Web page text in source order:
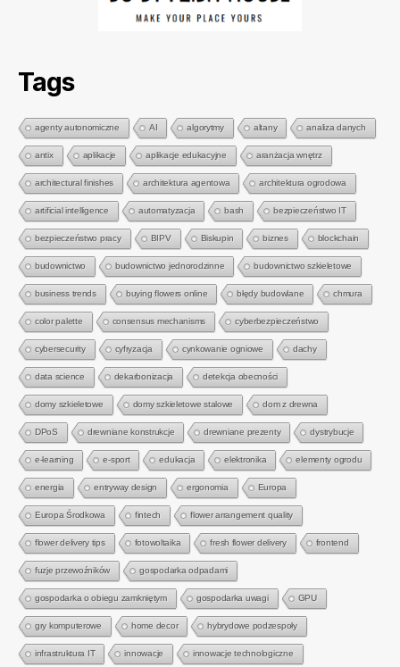
Tags
agenty autonomiczne AI algorytmy altany analiza danych
antix aplikacje aplikacje edukacyjne aranżacja wnętrz
architectural finishes architektura agentowa architektura ogrodowa
artificial intelligence automatyzacja bash bezpieczeństwo IT
bezpieczeństwo pracy BIPV Biskupin biznes blockchain
budownictwo budownictwo jednorodzinne budownictwo szkieletowe
business trends buying flowers online błędy budowlane chmura
color palette consensus mechanisms cyberbezpieczeństwo
cybersecurity cyfryzacja cynkowanie ogniowe dachy
data science dekarbonizacja detekcja obecności
domy szkieletowe domy szkieletowe stalowe dom z drewna
DPoS drewniane konstrukcje drewniane prezenty dystrybucje
e-learning e-sport edukacja elektronika elementy ogrodu
energia entryway design ergonomia Europa
Europa Środkowa fintech flower arrangement quality
flower delivery tips fotowoltaika fresh flower delivery frontend
fuzje przewoźników gospodarka odpadami
gospodarka o obiegu zamkniętym gospodarka uwagi GPU
gry komputerowe home decor hybrydowe podzespoły
infrastruktura IT innowacje innowacje technologiczne